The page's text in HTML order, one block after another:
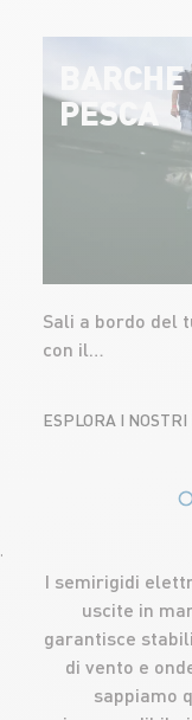
BARCHE
PESCA
Sali a bordo del
con il…
ESPLORA I
'
I semirigidi
uscite in
garantisce
di vento e
sappiamo